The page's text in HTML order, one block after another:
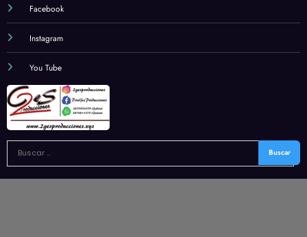
Facebook
Instagram
You Tube